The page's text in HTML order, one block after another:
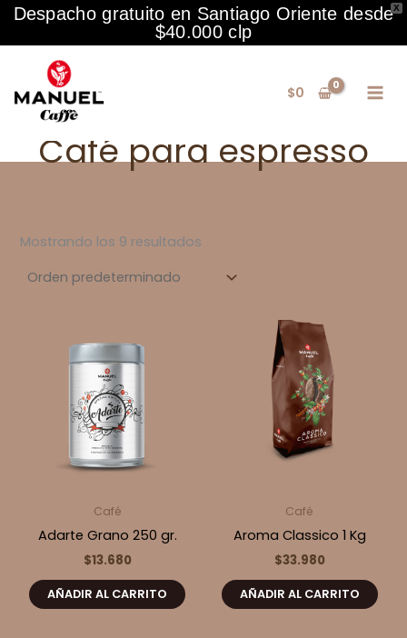
X
Despacho gratuito en Santiago Oriente desde
$40.000 clp
contenido
$0
Café para espresso
Mostrando los 9 resultados
Café
Adarte Grano 250 gr.
$13.680
AÑADIR AL CARRITO
Café
Aroma Classico 1 Kg
$33.980
AÑADIR AL CARRITO